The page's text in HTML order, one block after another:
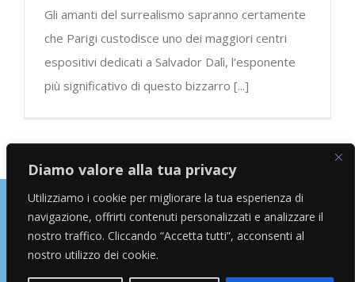
Diamo valore alla tua privacy
Utilizziamo i cookie per migliorare la tua esperienza di
navigazione, offrirti contenuti personalizzati e analizzare il
nostro traffico. Cliccando “Accetta tutti”, acconsenti al
nostro utilizzo dei cookie.
Gli amanti del surrealismo sapranno certamente
che Parigi custodisce uno dei maggiori centri
espositivi dedicati a Salvador Dalì, l’esponente
più significativo di questo bizzarro [...]
Copyright © 2026 Alessandro Marras | Travel Blogger | Influencer
facebookinstagram